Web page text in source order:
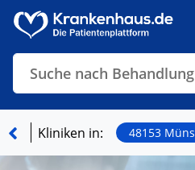
Suche nach Behandlung
Kliniken in: 48153